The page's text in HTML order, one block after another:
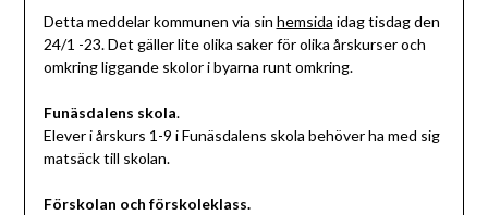
Detta meddelar kommunen via sin hemsida idag tisdag den
24/1 -23. Det gäller lite olika saker för olika årskurser och
omkring liggande skolor i byarna runt omkring.
Funäsdalens skola.
Elever i årskurs 1-9 i Funäsdalens skola behöver ha med sig
matsäck till skolan.
Förskolan och förskoleklass.